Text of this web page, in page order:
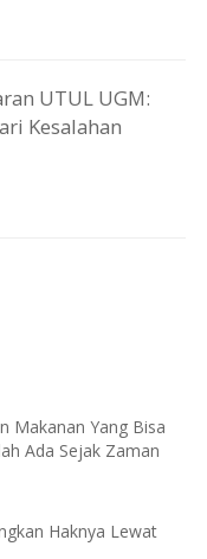
UTUL UGM:
Kesalahan
Makanan Yang Bisa
Ada Sejak Zaman
Haknya Lewat